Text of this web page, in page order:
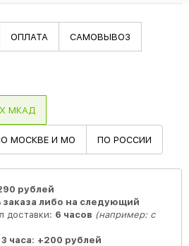
ОПЛАТА САМОВЫВОЗ
МКАД
МОСКВЕ И МО ПО РОССИИ
рублей
заказа либо на следующий
доставки: 6 часов (например: с
3 часа: +200 рублей